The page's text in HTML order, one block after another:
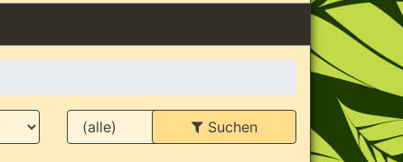
Suchen